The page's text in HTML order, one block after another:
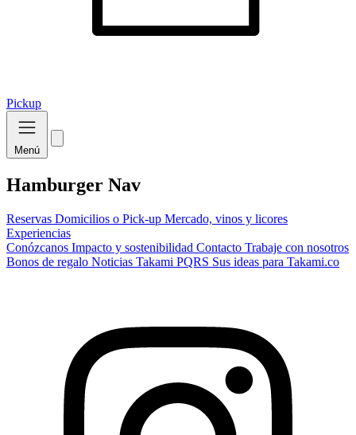
Pickup
Menú
Hamburger Nav
Reservas Domicilios o Pick-up Mercado, vinos y licores
Experiencias
Conózcanos Impacto y sostenibilidad Contacto Trabaje con nosotros
Bonos de regalo Noticias Takami PQRS Sus ideas para Takami.co